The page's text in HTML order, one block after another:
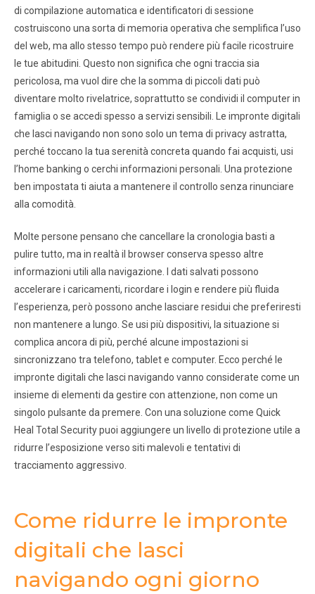
di compilazione automatica e identificatori di sessione
costruiscono una sorta di memoria operativa che semplifica l’uso
del web, ma allo stesso tempo può rendere più facile ricostruire
le tue abitudini. Questo non significa che ogni traccia sia
pericolosa, ma vuol dire che la somma di piccoli dati può
diventare molto rivelatrice, soprattutto se condividi il computer in
famiglia o se accedi spesso a servizi sensibili. Le impronte digitali
che lasci navigando non sono solo un tema di privacy astratta,
perché toccano la tua serenità concreta quando fai acquisti, usi
l’home banking o cerchi informazioni personali. Una protezione
ben impostata ti aiuta a mantenere il controllo senza rinunciare
alla comodità.
Molte persone pensano che cancellare la cronologia basti a
pulire tutto, ma in realtà il browser conserva spesso altre
informazioni utili alla navigazione. I dati salvati possono
accelerare i caricamenti, ricordare i login e rendere più fluida
l’esperienza, però possono anche lasciare residui che preferiresti
non mantenere a lungo. Se usi più dispositivi, la situazione si
complica ancora di più, perché alcune impostazioni si
sincronizzano tra telefono, tablet e computer. Ecco perché le
impronte digitali che lasci navigando vanno considerate come un
insieme di elementi da gestire con attenzione, non come un
singolo pulsante da premere. Con una soluzione come Quick
Heal Total Security puoi aggiungere un livello di protezione utile a
ridurre l’esposizione verso siti malevoli e tentativi di
tracciamento aggressivo.
Come ridurre le impronte
digitali che lasci
navigando ogni giorno